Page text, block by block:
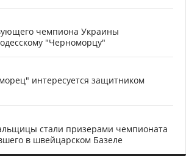
чемпиона Украины
"Черноморцу"
интересуется защитником
стали призерами чемпионата
в швейцарском Базеле